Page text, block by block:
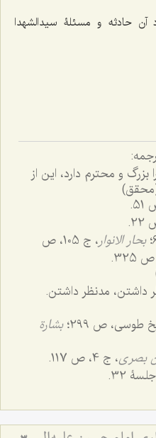
حادثه و مسئلۀ سيدالشهدا
و محترم دارد، این از
بحار الانوار
، ج 105، ص
داشتن، مدنظر داشتن.
طوسی، ص 299؛
بشارة
بصری، ج 4، ص 117.
جلسۀ 32.